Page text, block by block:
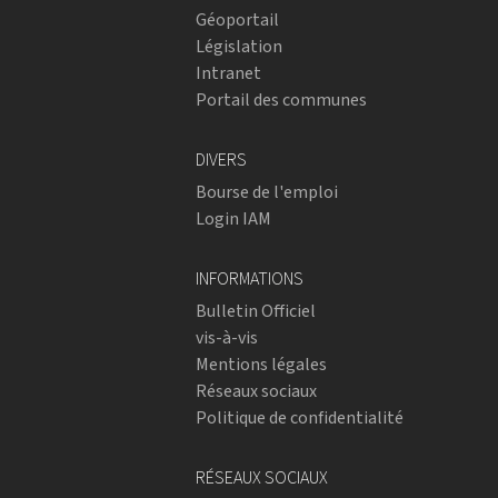
Géoportail
Législation
Intranet
Portail des communes
DIVERS
Bourse de l'emploi
Login IAM
INFORMATIONS
Bulletin Officiel
vis-à-vis
Mentions légales
Réseaux sociaux
Politique de confidentialité
RÉSEAUX SOCIAUX